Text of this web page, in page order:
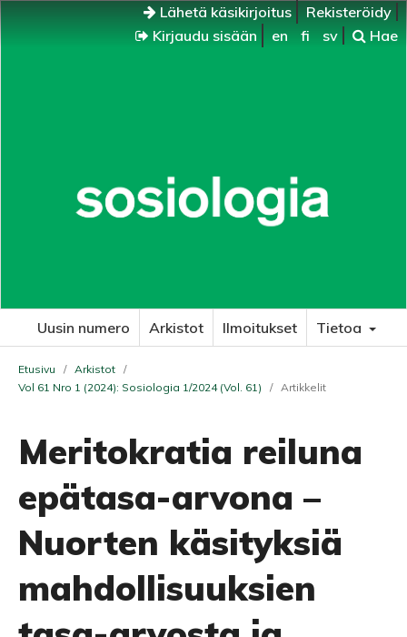
Lähetä käsikirjoitus
Rekisteröidy
Kirjaudu sisään
en fi sv Hae
Uusin numero Arkistot Ilmoitukset Tietoa
Etusivu / Arkistot /
Vol 61 Nro 1 (2024): Sosiologia 1/2024 (Vol. 61)
/ Artikkelit
Meritokratia reiluna
epätasa-arvona –
Nuorten käsityksiä
mahdollisuuksien